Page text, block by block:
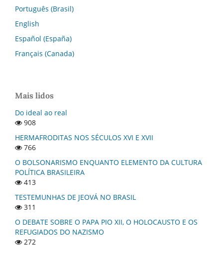
Português (Brasil)
English
Español (España)
Français (Canada)
Mais lidos
Do ideal ao real
908
HERMAFRODITAS NOS SÉCULOS XVI E XVII
766
O BOLSONARISMO ENQUANTO ELEMENTO DA CULTURA
POLÍTICA BRASILEIRA
413
TESTEMUNHAS DE JEOVÁ NO BRASIL
311
O DEBATE SOBRE O PAPA PIO XII, O HOLOCAUSTO E OS
REFUGIADOS DO NAZISMO
272